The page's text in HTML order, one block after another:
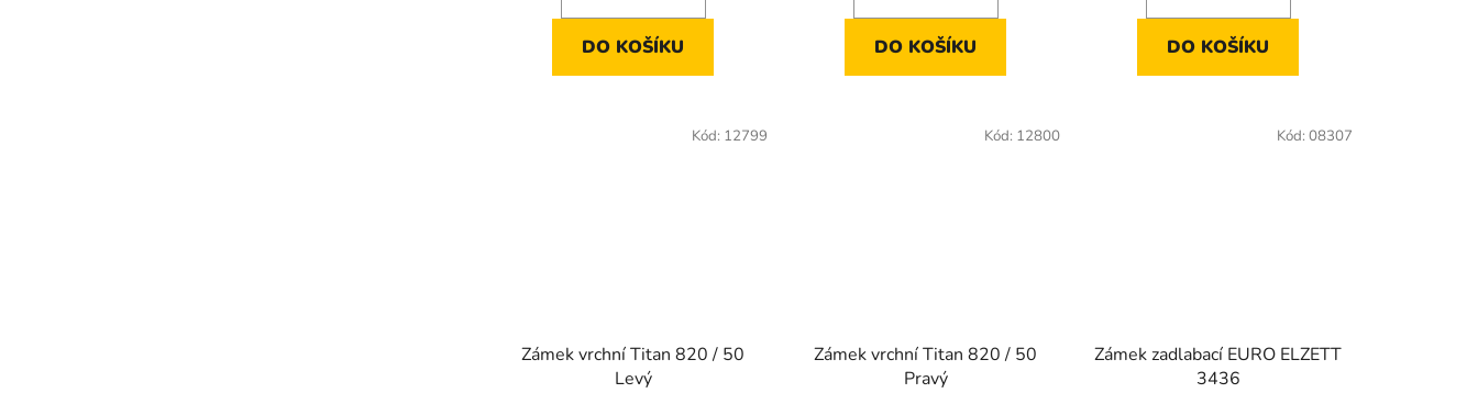
DO KOŠÍKU DO KOŠÍKU DO KOŠÍKU
Zámek vrchní Titan 820 / 50
Levý
Kód: 12799
Zámek vrchní Titan 820 / 50
Pravý
Kód: 12800
Zámek zadlabací EURO ELZETT
3436
Kód: 08307